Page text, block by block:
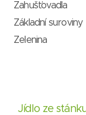
Zahušťovadla
Základní suroviny
Zelenina
Jídlo ze